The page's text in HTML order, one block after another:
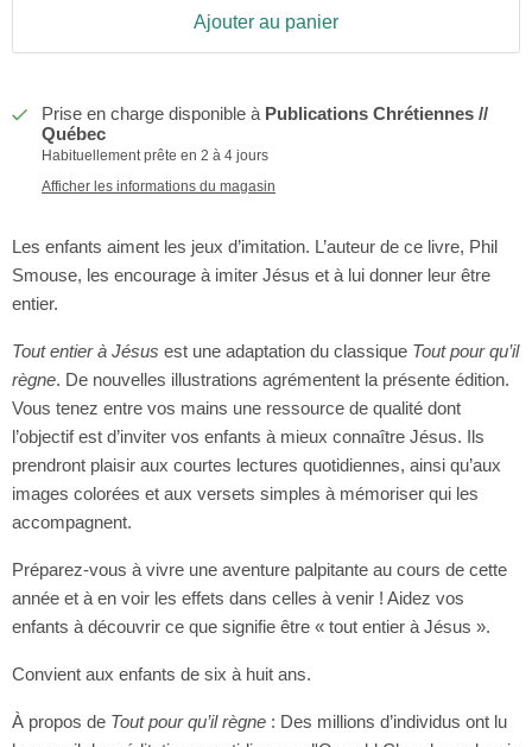
Ajouter au panier
Prise en charge disponible à Publications Chrétiennes //
Québec
Habituellement prête en 2 à 4 jours
Afficher les informations du magasin
Les enfants aiment les jeux d’imitation. L’auteur de ce livre, Phil
Smouse, les encourage à imiter Jésus et à lui donner leur être
entier.
Tout entier à Jésus est une adaptation du classique Tout pour qu’il
règne. De nouvelles illustrations agrémentent la présente édition.
Vous tenez entre vos mains une ressource de qualité dont
l’objectif est d’inviter vos enfants à mieux connaître Jésus. Ils
prendront plaisir aux courtes lectures quotidiennes, ainsi qu’aux
images colorées et aux versets simples à mémoriser qui les
accompagnent.
Préparez-vous à vivre une aventure palpitante au cours de cette
année et à en voir les effets dans celles à venir ! Aidez vos
enfants à découvrir ce que signifie être « tout entier à Jésus ».
Convient aux enfants de six à huit ans.
À propos de Tout pour qu’il règne : Des millions d’individus ont lu